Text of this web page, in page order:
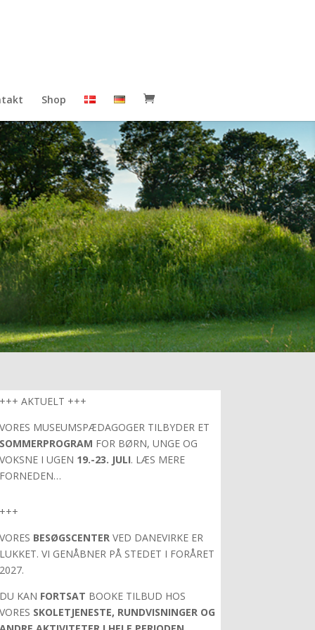
Shop
AKTUELT +++
MUSEUMSPÆDAGOGER TILBYDER ET
FOR BØRN, UNGE OG
I UGEN 19.-23. JULI. LÆS MERE
BESØGSCENTER VED DANEVIRKE ER
VI GENÅBNER PÅ STEDET I FORÅRET
KAN FORTSAT BOOKE TILBUD HOS
SKOLETJENESTE, RUNDVISNINGER OG